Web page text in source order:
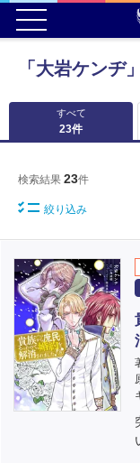
「大岩ケンヂ
すべて
23件
検索結果 23件
絞り込み